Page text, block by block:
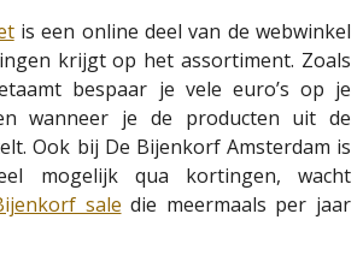
is een online deel van de webwinkel
krijgt op het assortiment. Zoals
bespaar je vele euro’s op je
wanneer je de producten uit de
Ook bij De Bijenkorf Amsterdam is
mogelijk qua kortingen, wacht
sale die meermaals per jaar